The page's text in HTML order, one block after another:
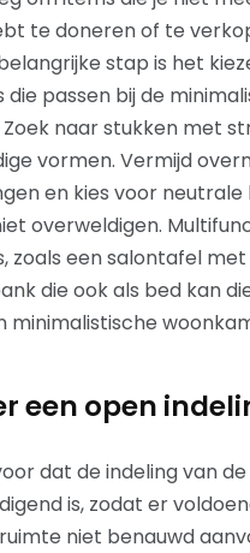
te doneren of te
stap is het
die passen bij de
Zoek naar stukken met
vormen. Vermijd
en kies voor neutrale
overweldigen.
zoals een salontafel
die ook als bed kan
minimalistische
een open
dat de indeling van
is, zodat er
niet benauwd